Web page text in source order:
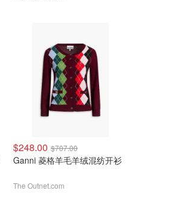
$248.00 $707.00
Ganni 菱格羊毛羊绒混纺开衫
The Outnet.com